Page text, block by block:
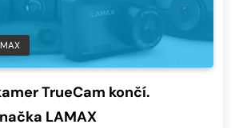
TrueCam končí.
LAMAX